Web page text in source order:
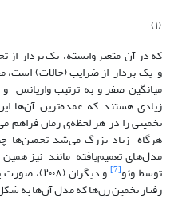
(۱)
که در آن متغیر وابسته، یک بردار
و یک بردار از ضرایب (حالات) است،
میانگین صفر و به ترتیب واریانس
زیادی هستند که عمده‌ترین آن‌ها
تخمینی را در هر لحظه‌ی زمان فراهم
هرگاه زیاد بزرگ می‌شد تخمین‌ها
مدل‌های تعمیم‌یافته مانند نیز
توسط وئو[7] و دیگران
رفتار تخمین زن‌ها که مدل آن‌ها به